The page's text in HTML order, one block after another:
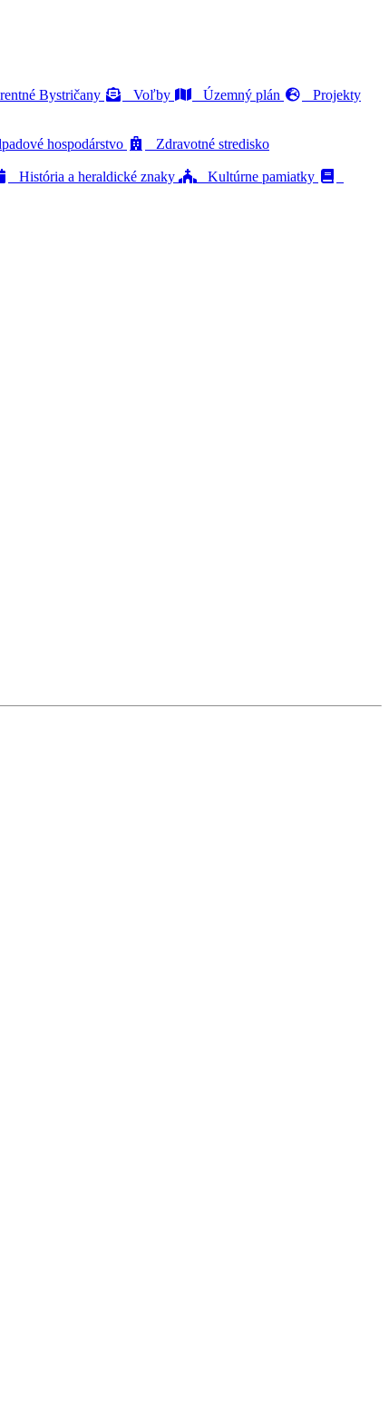
Bystričany Voľby Územný plán
Projekty
hospodárstvo
Zdravotné stredisko
História a heraldické znaky
Kultúrne pamiatky